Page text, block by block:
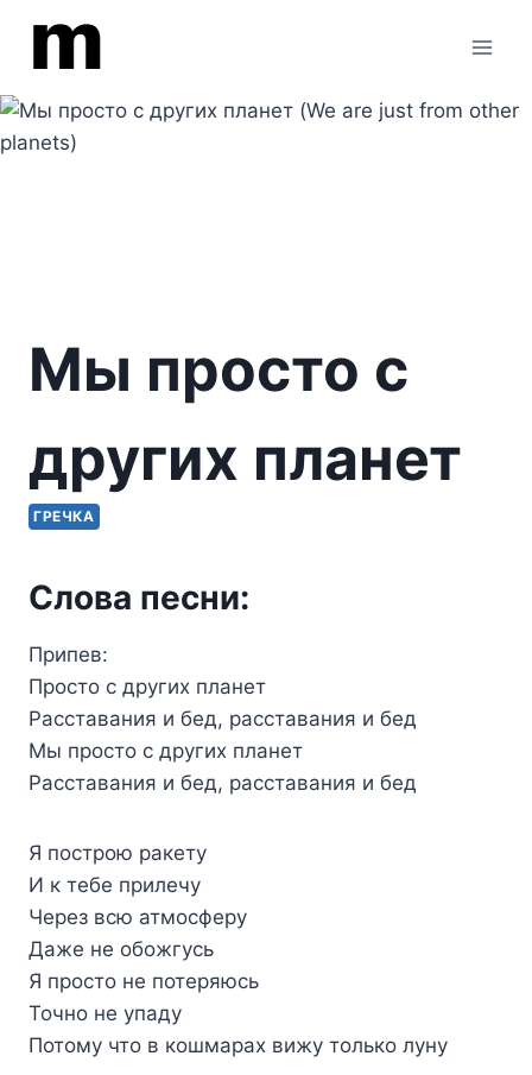
Мы просто с
других планет
ГРЕЧКА
Слова песни:
Припев:
Просто с других планет
Расставания и бед, расставания и бед
Мы просто с других планет
Расставания и бед, расставания и бед
Я построю ракету
И к тебе прилечу
Через всю атмосферу
Даже не обожгусь
Я просто не потеряюсь
Точно не упаду
Потому что в кошмарах вижу только луну